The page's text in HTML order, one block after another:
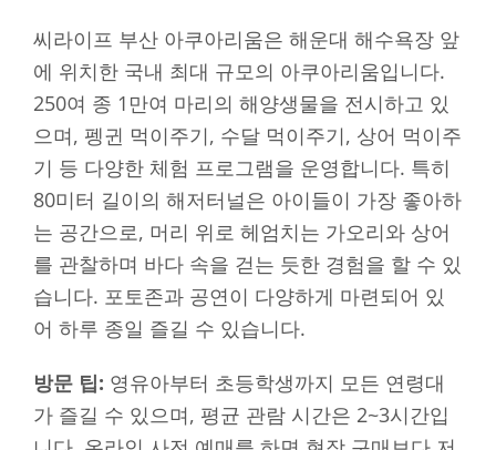
씨라이프 부산 아쿠아리움은 해운대 해수욕장 앞
에 위치한 국내 최대 규모의 아쿠아리움입니다.
250여 종 1만여 마리의 해양생물을 전시하고 있
으며, 펭귄 먹이주기, 수달 먹이주기, 상어 먹이주
기 등 다양한 체험 프로그램을 운영합니다. 특히
80미터 길이의 해저터널은 아이들이 가장 좋아하
는 공간으로, 머리 위로 헤엄치는 가오리와 상어
를 관찰하며 바다 속을 걷는 듯한 경험을 할 수 있
습니다. 포토존과 공연이 다양하게 마련되어 있
어 하루 종일 즐길 수 있습니다.
방문 팁: 영유아부터 초등학생까지 모든 연령대
가 즐길 수 있으며, 평균 관람 시간은 2~3시간입